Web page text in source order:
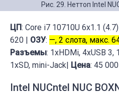
Рис. 29. Неттоп Intel
ЦП: Core i7 10710U 6x1.1
620 | ОЗУ: —, 2 слота, макс.
Разъемы: 1xHDMi, 4xUSB 3,
1xSD, mini-Jack| Цена: 45
Intel NUCntel NUC